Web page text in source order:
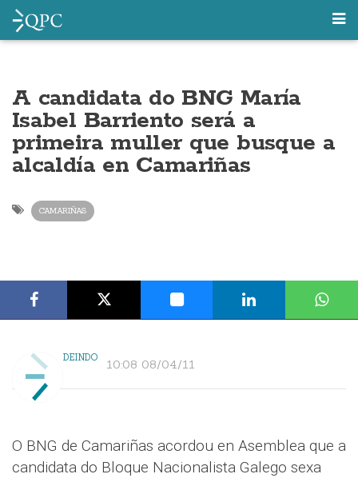
A candidata do BNG María
Isabel Barriento será a
primeira muller que busque a
alcaldía en Camariñas
CAMARIÑAS
DEINDO 10:08 08/04/11
O BNG de Camariñas acordou en Asemblea que a
candidata do Bloque Nacionalista Galego sexa